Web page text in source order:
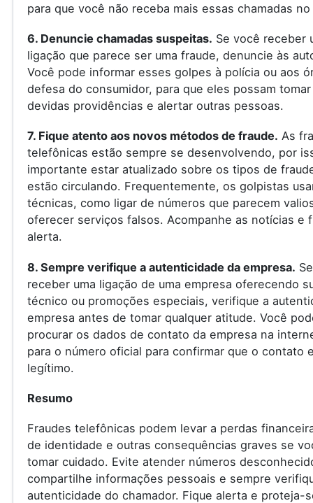
para que você não receba mais essas chamadas
6. Denuncie chamadas suspeitas. Se você receber
ligação que parece ser uma fraude, denuncie às
Você pode informar esses golpes à polícia ou aos
defesa do consumidor, para que eles possam tomar
devidas providências e alertar outras pessoas.
7. Fique atento aos novos métodos de fraude. As
telefônicas estão sempre se desenvolvendo, por
importante estar atualizado sobre os tipos de
estão circulando. Frequentemente, os golpistas
técnicas, como ligar de números que parecem
oferecer serviços falsos. Acompanhe as notícias e
alerta.
8. Sempre verifique a autenticidade da empresa.
receber uma ligação de uma empresa oferecendo
técnico ou promoções especiais, verifique a
empresa antes de tomar qualquer atitude. Você
procurar os dados de contato da empresa na
para o número oficial para confirmar que o contato
legítimo.
Resumo
Fraudes telefônicas podem levar a perdas
de identidade e outras consequências graves se
tomar cuidado. Evite atender números
compartilhe informações pessoais e sempre
autenticidade do chamador. Fique alerta e proteja-